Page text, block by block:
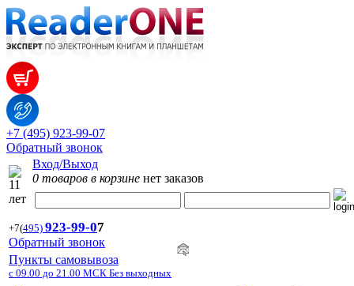
+7 (495) 923-99-07
Обратный звонок
Вход/Выход
0 товаров в корзине нет заказов
+7(495) 923-99-07
Обратный звонок
Пункты самовывоза
с 09.00 до 21.00 МСК Без выходных